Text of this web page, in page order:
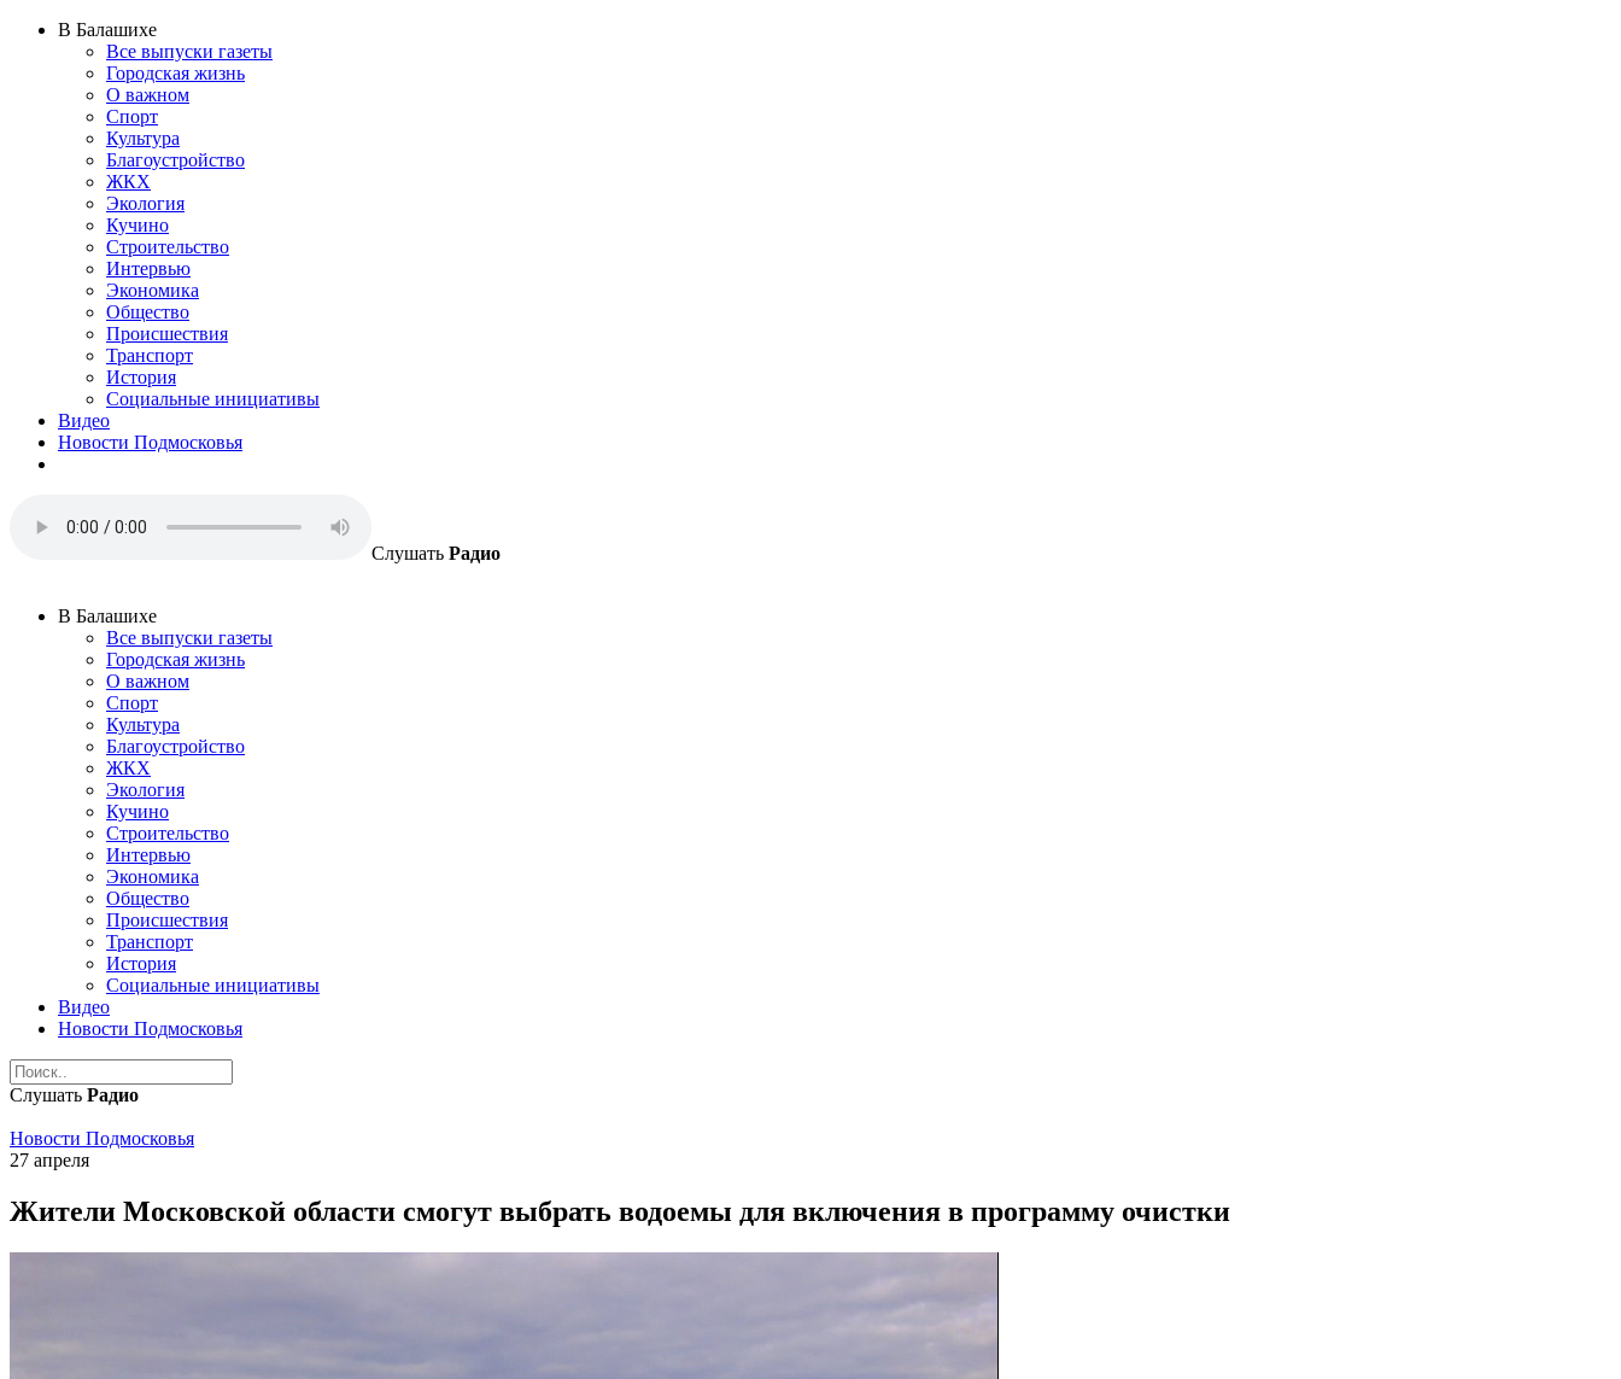
В Балашихе
Все выпуски газеты
Городская жизнь
О важном
Спорт
Культура
Благоустройство
ЖКХ
Экология
Кучино
Строительство
Интервью
Экономика
Общество
Происшествия
Транспорт
История
Социальные инициативы
Видео
Новости Подмосковья
Слушать Радио
В Балашихе
Все выпуски газеты
Городская жизнь
О важном
Спорт
Культура
Благоустройство
ЖКХ
Экология
Кучино
Строительство
Интервью
Экономика
Общество
Происшествия
Транспорт
История
Социальные инициативы
Видео
Новости Подмосковья
Слушать Радио
Новости Подмосковья
27 апреля
Жители Московской области смогут выбрать водоемы для включения в программу очистки